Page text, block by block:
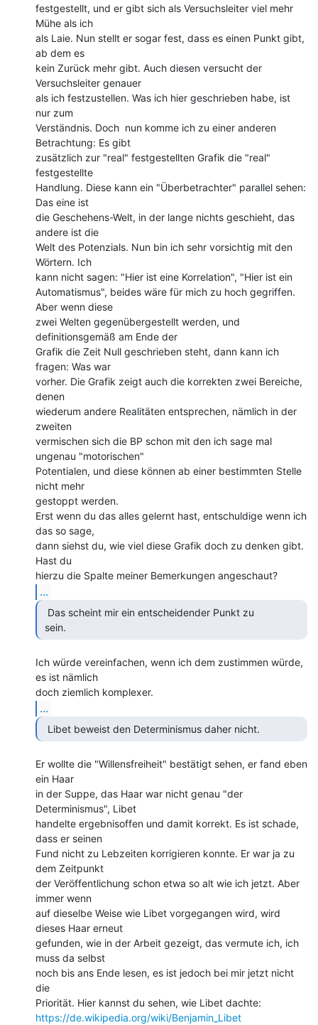
festgestellt, und er gibt sich als Versuchsleiter viel mehr
Mühe als ich
als Laie. Nun stellt er sogar fest, dass es einen Punkt gibt,
ab dem es
kein Zurück mehr gibt. Auch diesen versucht der
Versuchsleiter genauer
als ich festzustellen. Was ich hier geschrieben habe, ist
nur zum
Verständnis. Doch  nun komme ich zu einer anderen
Betrachtung: Es gibt
zusätzlich zur "real" festgestellten Grafik die "real"
festgestellte
Handlung. Diese kann ein "Überbetrachter" parallel sehen:
Das eine ist
die Geschehens-Welt, in der lange nichts geschieht, das
andere ist die
Welt des Potenzials. Nun bin ich sehr vorsichtig mit den
Wörtern. Ich
kann nicht sagen: "Hier ist eine Korrelation", "Hier ist ein
Automatismus", beides wäre für mich zu hoch gegriffen.
Aber wenn diese
zwei Welten gegenübergestellt werden, und
definitionsgemäß am Ende der
Grafik die Zeit Null geschrieben steht, dann kann ich
fragen: Was war
vorher. Die Grafik zeigt auch die korrekten zwei Bereiche,
denen
wiederum andere Realitäten entsprechen, nämlich in der
zweiten
vermischen sich die BP schon mit den ich sage mal
ungenau "motorischen"
Potentialen, und diese können ab einer bestimmten Stelle
nicht mehr
gestoppt werden.
Erst wenn du das alles gelernt hast, entschuldige wenn ich
das so sage,
dann siehst du, wie viel diese Grafik doch zu denken gibt.
Hast du
...
sein.
Ich würde vereinfachen, wenn ich dem zustimmen würde,
es ist nämlich
...
  Libet beweist den Determinismus daher nicht.
Er wollte die "Willensfreiheit" bestätigt sehen, er fand eben
ein Haar
in der Suppe, das Haar war nicht genau "der
Determinismus", Libet
handelte ergebnisoffen und damit korrekt. Es ist schade,
dass er seinen
Fund nicht zu Lebzeiten korrigieren konnte. Er war ja zu
dem Zeitpunkt
der Veröffentlichung schon etwa so alt wie ich jetzt. Aber
immer wenn
auf dieselbe Weise wie Libet vorgegangen wird, wird
dieses Haar erneut
gefunden, wie in der Arbeit gezeigt, das vermute ich, ich
muss da selbst
noch bis ans Ende lesen, es ist jedoch bei mir jetzt nicht
die
https://de.wikipedia.org/wiki/Benjamin_Libet